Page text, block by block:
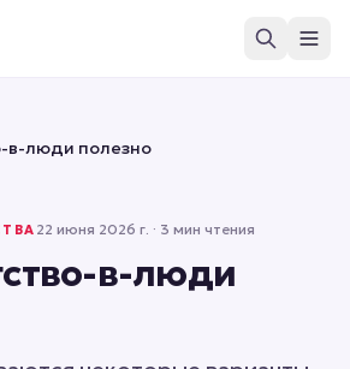
в-люди полезно
22 июня 2026 г. · 3 мин чтения
в-люди